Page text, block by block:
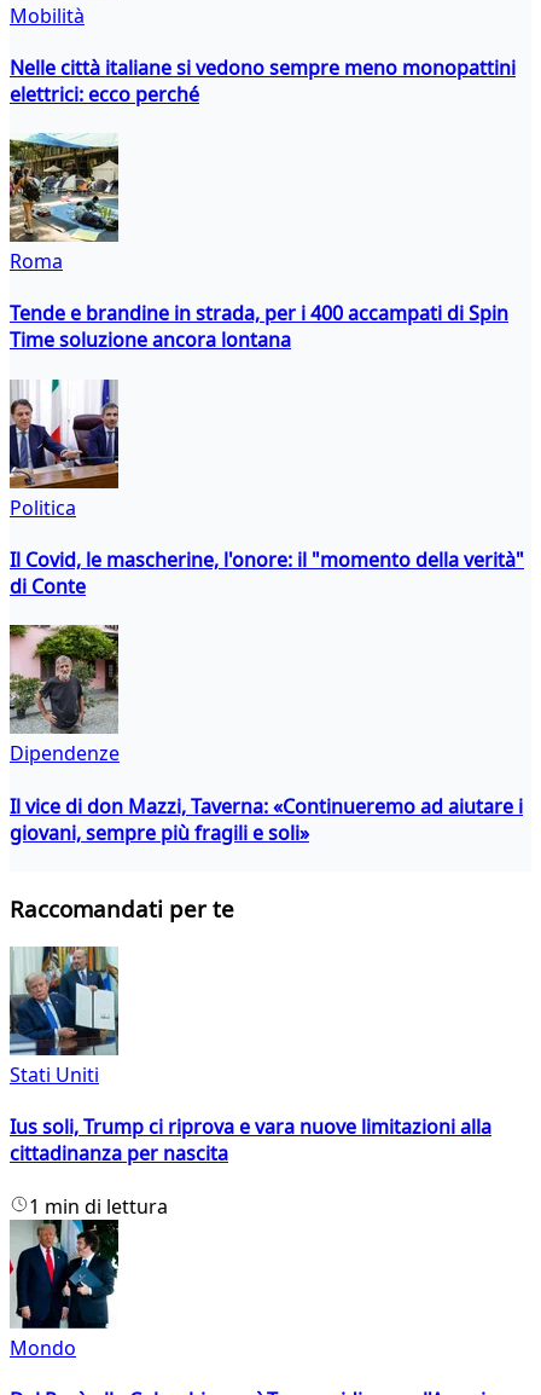
Mobilità
Nelle città italiane si vedono sempre meno monopattini
elettrici: ecco perché
Roma
Tende e brandine in strada, per i 400 accampati di Spin
Time soluzione ancora lontana
Politica
Il Covid, le mascherine, l'onore: il "momento della verità"
di Conte
Dipendenze
Il vice di don Mazzi, Taverna: «Continueremo ad aiutare i
giovani, sempre più fragili e soli»
Raccomandati per te
Stati Uniti
Ius soli, Trump ci riprova e vara nuove limitazioni alla
cittadinanza per nascita
1 min di lettura
Mondo